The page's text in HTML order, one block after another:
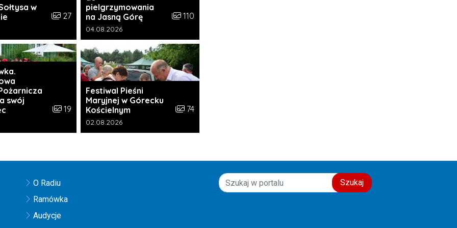
w
Liczba zdjęć w galerii:
27
galerii:
pielgrzymowania
na Jasną Górę
Liczba zdjęć w galerii:
110
Data dodania galerii:
04.08.2026
swój
Liczba zdjęć w galerii:
19
galerii:
Festiwal Pieśni
Maryjnej w Górecku
Kościelnym
Liczba zdjęć w galerii:
74
Data dodania galerii:
02.08.2026
O Radiu
Ramówka
Audycje
Szukaj